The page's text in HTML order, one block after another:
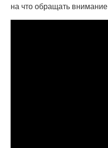
на что обращать внимание